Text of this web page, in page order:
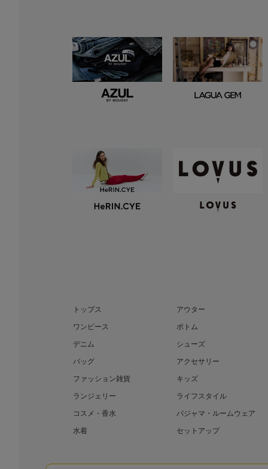
トップス
アウター
ワンピース
ボトム
デニム
シューズ
バッグ
アクセサリー
ファッション雑貨
キッズ
ランジェリー
ライフスタイル
コスメ・香水
パジャマ・ルームウェア
水着
セットアップ